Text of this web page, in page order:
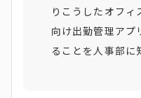
りこうしたオフィ
向け出勤管理アプ
ることを人事部に